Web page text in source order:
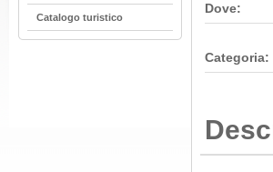
Catalogo turistico
Dove:
Categoria: